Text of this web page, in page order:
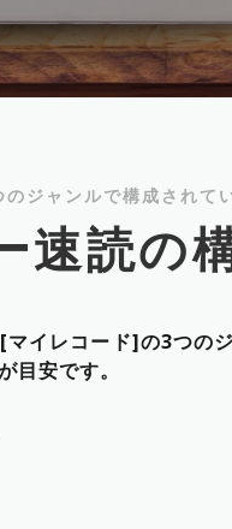
のジャンルで構成されて
速読の
イレコード]の3つの
安です。